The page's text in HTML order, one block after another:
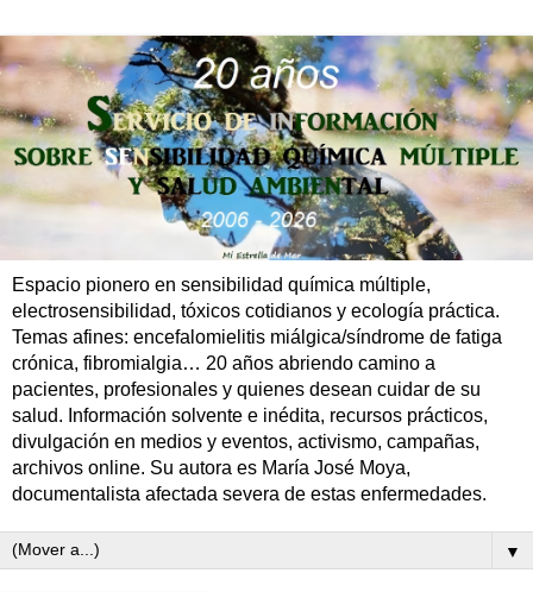
Espacio pionero en sensibilidad química múltiple,
electrosensibilidad, tóxicos cotidianos y ecología práctica.
Temas afines: encefalomielitis miálgica/síndrome de fatiga
crónica, fibromialgia… 20 años abriendo camino a
pacientes, profesionales y quienes desean cuidar de su
salud. Información solvente e inédita, recursos prácticos,
divulgación en medios y eventos, activismo, campañas,
archivos online. Su autora es María José Moya,
documentalista afectada severa de estas enfermedades.
▼